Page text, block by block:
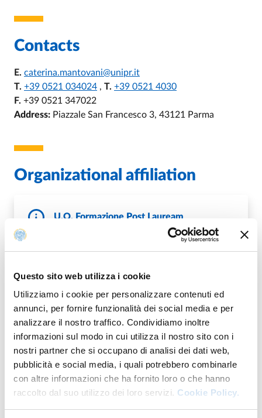
Questo sito web utilizza i cookie
Utilizziamo i cookie per personalizzare contenuti ed
annunci, per fornire funzionalità dei social media e per
analizzare il nostro traffico. Condividiamo inoltre
informazioni sul modo in cui utilizza il nostro sito con i
nostri partner che si occupano di analisi dei dati web,
pubblicità e social media, i quali potrebbero combinarle
con altre informazioni che ha fornito loro o che hanno
raccolto dal suo utilizzo dei loro servizi. Cookie Policy.
Contacts
E. caterina.mantovani@unipr.it
T. +39 0521 034024 , T. +39 0521 4030
F. +39 0521 347022
Address: Piazzale San Francesco 3, 43121 Parma
Organizational affiliation
U.O. Formazione Post Lauream
P. sett.formazionepostlaurea@pec.unipr.it
W. laurea/proseguire-gli-studi
GO TO DESCRIPTIONDI U.O. FORMAZIONE POST
More facility staff at this address
Personale tecnico amministrativo